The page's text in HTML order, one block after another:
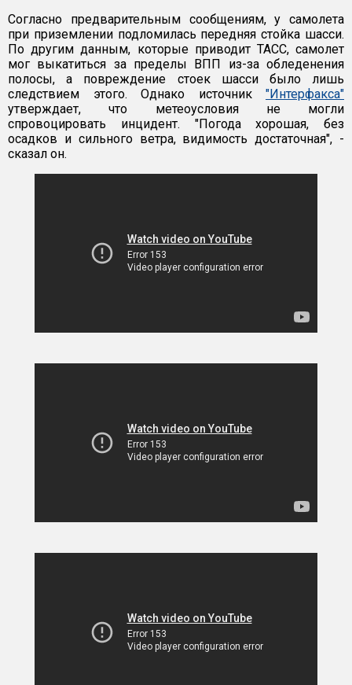
Согласно предварительным сообщениям, у самолета
при приземлении подломилась передняя стойка шасси.
По другим данным, которые приводит ТАСС, самолет
мог выкатиться за пределы ВПП из-за обледенения
полосы, а повреждение стоек шасси было лишь
следствием этого. Однако источник "Интерфакса"
утверждает, что метеоусловия не могли
спровоцировать инцидент. "Погода хорошая, без
осадков и сильного ветра, видимость достаточная", -
сказал он.